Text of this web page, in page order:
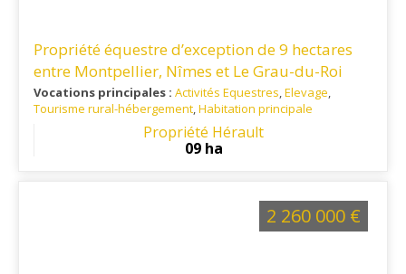
Propriété équestre d’exception de 9 hectares
entre Montpellier, Nîmes et Le Grau-du-Roi
Vocations principales : Activités Equestres,Elevage,
Tourisme rural-hébergement,Habitation principale
: Proximité de la mer, de Montpellier et de
Propriété Hérault
09 ha
2 260 000 €